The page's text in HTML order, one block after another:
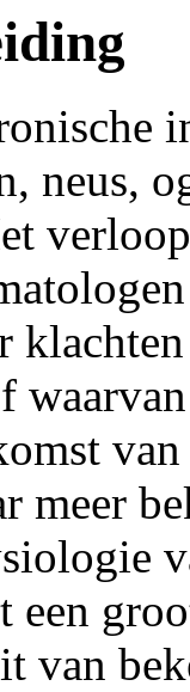
neus,
meer
een
van